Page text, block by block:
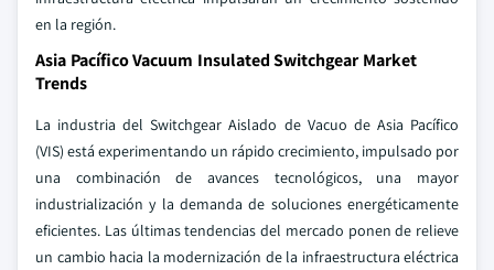
en la región.
Asia Pacífico Vacuum Insulated Switchgear Market
Trends
La industria del Switchgear Aislado de Vacuo de Asia Pacífico
(VIS) está experimentando un rápido crecimiento, impulsado por
una combinación de avances tecnológicos, una mayor
industrialización y la demanda de soluciones energéticamente
eficientes. Las últimas tendencias del mercado ponen de relieve
un cambio hacia la modernización de la infraestructura eléctrica